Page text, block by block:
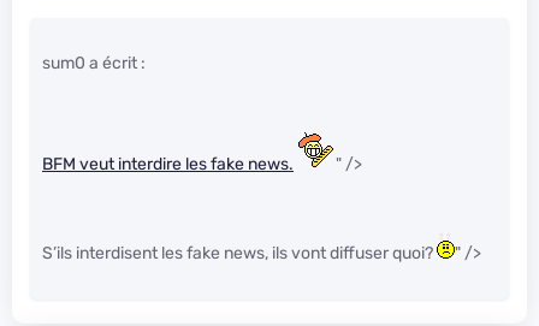
sum0 a écrit :
BFM veut interdire les fake news. " />
S’ils interdisent les fake news, ils vont diffuser quoi? " />